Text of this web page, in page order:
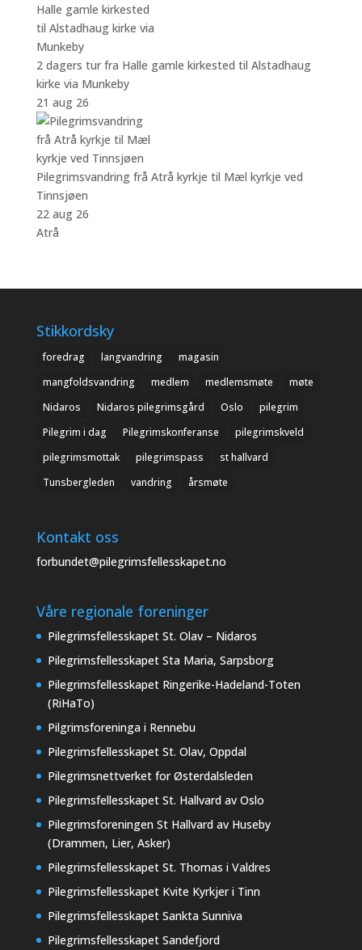
2 dagers tur fra Halle gamle kirkested til Alstadhaug
kirke via Munkeby
21 aug 26
Pilegrimsvandring frå Atrå kyrkje til Mæl kyrkje ved
Tinnsjøen
22 aug 26
Atrå
Stikkordsky
foredrag langvandring
magasin
mangfoldsvandring
medlem medlemsmøte
møte
Nidaros
Nidaros pilegrimsgård Oslo
pilegrim
Pilegrim i dag
Pilegrimskonferanse
pilegrimskveld
pilegrimsmottak
pilegrimspass
st hallvard
Tunsbergleden
vandring årsmøte
Kontakt oss
forbundet@pilegrimsfellesskapet.no
Våre regionale foreninger
Pilegrimsfellesskapet St. Olav – Nidaros
Pilegrimsfellesskapet Sta Maria, Sarpsborg
Pilegrimsfellesskapet Ringerike-Hadeland-Toten
(RiHaTo)
Pilgrimsforeninga i Rennebu
Pilegrimsfellesskapet St. Olav, Oppdal
Pilegrimsnettverket for Østerdalsleden
Pilegrimsfellesskapet St. Hallvard av Oslo
Pilegrimsforeningen St Hallvard av Huseby
(Drammen, Lier, Asker)
Pilegrimsfellesskapet St. Thomas i Valdres
Pilegrimsfellesskapet Kvite Kyrkjer i Tinn
Pilegrimsfellesskapet Sankta Sunniva
Pilegrimsfellesskapet Sandefjord